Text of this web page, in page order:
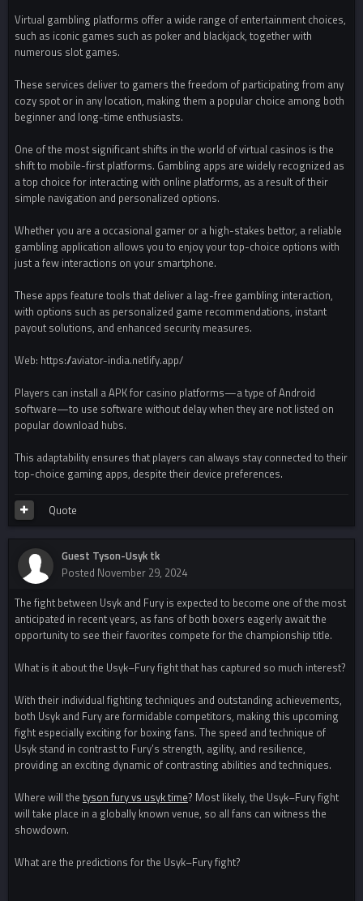
Virtual gambling platforms offer a wide range of entertainment choices,
such as iconic games such as poker and blackjack, together with
numerous slot games.
These services deliver to gamers the freedom of participating from any
cozy spot or in any location, making them a popular choice among both
beginner and long-time enthusiasts.
One of the most significant shifts in the world of virtual casinos is the
shift to mobile-first platforms. Gambling apps are widely recognized as
a top choice for interacting with online platforms, as a result of their
simple navigation and personalized options.
Whether you are a occasional gamer or a high-stakes bettor, a reliable
gambling application allows you to enjoy your top-choice options with
just a few interactions on your smartphone.
These apps feature tools that deliver a lag-free gambling interaction,
with options such as personalized game recommendations, instant
payout solutions, and enhanced security measures.
Web: https://aviator-india.netlify.app/
Players can install a APK for casino platforms—a type of Android
software—to use software without delay when they are not listed on
popular download hubs.
This adaptability ensures that players can always stay connected to their
top-choice gaming apps, despite their device preferences.
Quote
Guest Tyson-Usyk tk
Posted November 29, 2024
The fight between Usyk and Fury is expected to become one of the most
anticipated in recent years, as fans of both boxers eagerly await the
opportunity to see their favorites compete for the championship title.
What is it about the Usyk–Fury fight that has captured so much interest?
With their individual fighting techniques and outstanding achievements,
both Usyk and Fury are formidable competitors, making this upcoming
fight especially exciting for boxing fans. The speed and technique of
Usyk stand in contrast to Fury’s strength, agility, and resilience,
providing an exciting dynamic of contrasting abilities and techniques.
Where will the tyson fury vs usyk time? Most likely, the Usyk–Fury fight
will take place in a globally known venue, so all fans can witness the
showdown.
What are the predictions for the Usyk–Fury fight?